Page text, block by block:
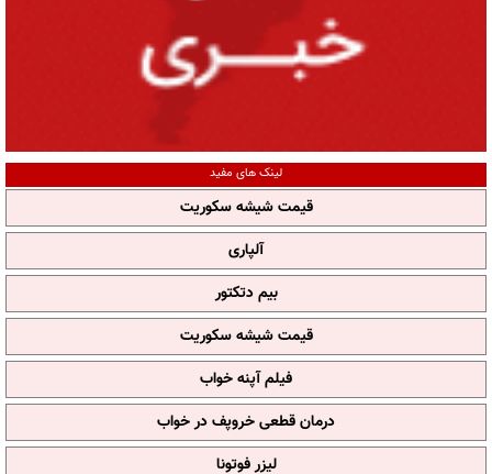
لینک های مفید
قیمت شیشه سکوریت
آلپاری
بیم دتکتور
قیمت شیشه سکوریت
فیلم آپنه خواب
درمان قطعی خروپف در خواب
لیزر فوتونا